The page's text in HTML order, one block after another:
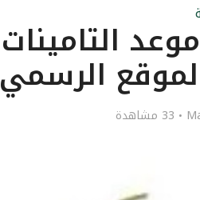
التامينات
الرسمي
33 مشاهدة